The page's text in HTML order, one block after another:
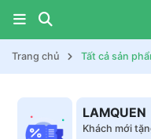
Trang chủ Tất cả sản
LAMQUEN
Khách mới